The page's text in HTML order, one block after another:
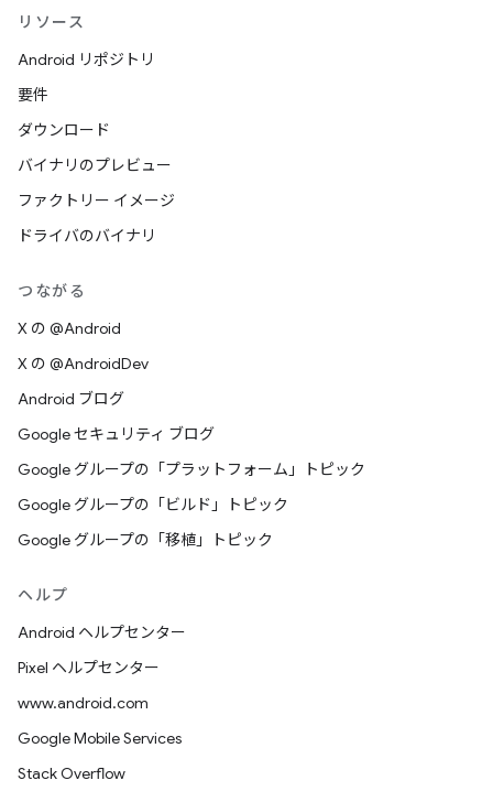
リソース
Android リポジトリ
要件
ダウンロード
バイナリのプレビュー
ファクトリー イメージ
ドライバのバイナリ
つながる
X の @Android
X の @AndroidDev
Android ブログ
Google セキュリティ ブログ
Google グループの「プラットフォーム」トピック
Google グループの「ビルド」トピック
Google グループの「移植」トピック
ヘルプ
Android ヘルプセンター
Pixel ヘルプセンター
www.android.com
Google Mobile Services
Stack Overflow